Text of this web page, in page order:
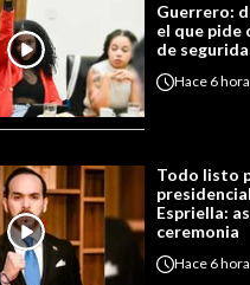
Guerrero:
el que pide
de
Hace 6
Todo listo
Espriella:
ceremonia
Hace 6